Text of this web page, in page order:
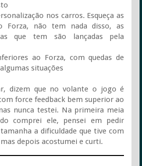
nos carros. Esqueça as
Forza, não tem nada disso, as
que tem são lançadas pela
ao Forza, com quedas de
situações
dizem que no volante o jogo é
force feedback bem superior ao
nunca testei. Na primeira meia
comprei ele, pensei em pedir
a dificuldade que tive com
depois acostumei e curti.